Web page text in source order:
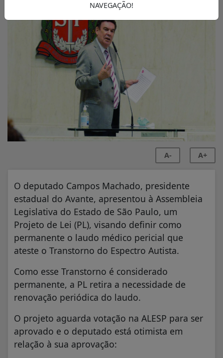
A- A+
O deputado Campos Machado, presidente
estadual do Avante, apresentou à Assembleia
Legislativa do Estado de São Paulo, um
Projeto de Lei (PL), visando definir como
permanente o laudo médico pericial que
ateste o Transtorno do Espectro Autista.
Como esse Transtorno é considerado
permanente, a PL retira a necessidade de
renovação periódica do laudo.
O projeto aguarda votação na ALESP para ser
aprovado e o deputado está otimista em
relação à sua aprovação:
NAVEGAÇÃO!